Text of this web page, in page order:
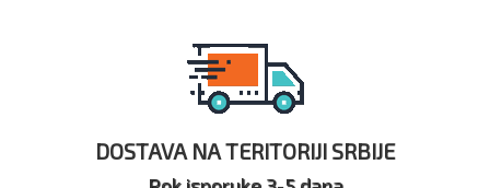
DOSTAVA NA TERITORIJI SRBIJE